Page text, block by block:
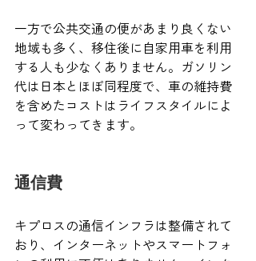
一方で公共交通の便があまり良くない
地域も多く、移住後に自家用車を利用
する人も少なくありません。ガソリン
代は日本とほぼ同程度で、車の維持費
を含めたコストはライフスタイルによ
って変わってきます。
通信費
キプロスの通信インフラは整備されて
おり、インターネットやスマートフォ